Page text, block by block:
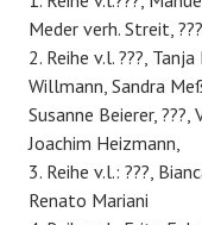
Meder verh. Streit,
2. Reihe v.l. ???,
Willmann, Sandra
Susanne Beierer,
Joachim Heizmann,
3. Reihe v.l.: ???,
Renato Mariani